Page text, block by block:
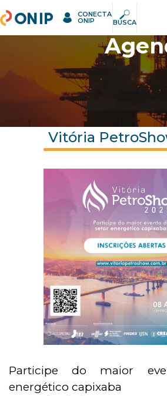
Pesquisar
ONIP CONECTA
ONIP BUSCA
Vitória
Participe do maior
energético capixaba